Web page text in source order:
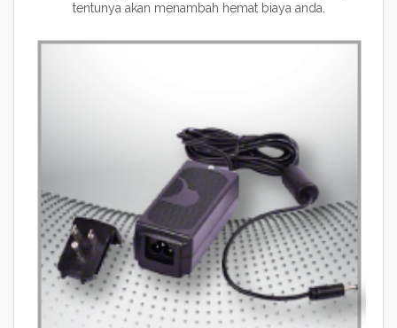
tentunya akan menambah hemat biaya anda.